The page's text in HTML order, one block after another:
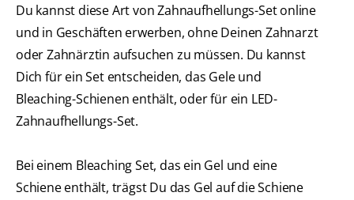
Du kannst diese Art von Zahnaufhellungs-Set online
und in Geschäften erwerben, ohne Deinen Zahnarzt
oder Zahnärztin aufsuchen zu müssen. Du kannst
Dich für ein Set entscheiden, das Gele und
Bleaching-Schienen enthält, oder für ein LED-
Zahnaufhellungs-Set.
Bei einem Bleaching Set, das ein Gel und eine
Schiene enthält, trägst Du das Gel auf die Schiene